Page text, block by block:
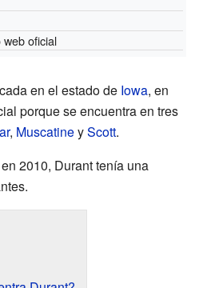
web oficial
en el estado de Iowa, en
porque se encuentra en tres
, MuscatineyScott.
2010, Durant tenía una